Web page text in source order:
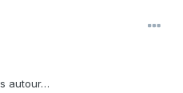
autour…